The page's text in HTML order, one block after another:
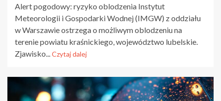
Alert pogodowy: ryzyko oblodzenia Instytut
Meteorologii i Gospodarki Wodnej (IMGW) z oddziału
w Warszawie ostrzega o możliwym oblodzeniu na
terenie powiatu kraśnickiego, województwo lubelskie.
Zjawisko...Czytaj dalej